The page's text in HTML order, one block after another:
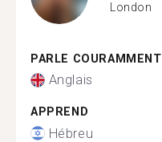
London
PARLE COURAMMENT
Anglais
APPREND
Hébreu